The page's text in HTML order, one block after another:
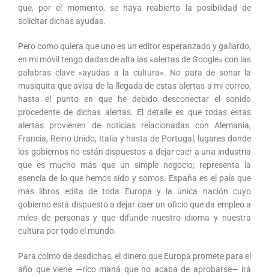
que, por el momento, se haya reabierto la posibilidad de
solicitar dichas ayudas.
Pero como quiera que uno es un editor esperanzado y gallardo,
en mi móvil tengo dadas de alta las «alertas de Google» con las
palabras clave «ayudas a la cultura». No para de sonar la
musiquita que avisa de la llegada de estas alertas a mi correo,
hasta el punto en que he debido desconectar el sonido
procedente de dichas alertas. El detalle es que todas estas
alertas provienen de noticias relacionadas con Alemania,
Francia, Reino Unido, Italia y hasta de Portugal, lugares donde
los gobiernos no están dispuestos a dejar caer a una industria
que es mucho más que un simple negocio; representa la
esencia de lo que hemos sido y somos. España es el país que
más libros edita de toda Europa y la única nación cuyo
gobierno está dispuesto a dejar caer un oficio que da empleo a
miles de personas y que difunde nuestro idioma y nuestra
cultura por todo el mundo.
Para colmo de desdichas, el dinero que Europa promete para el
año que viene —rico maná que no acaba de aprobarse— irá